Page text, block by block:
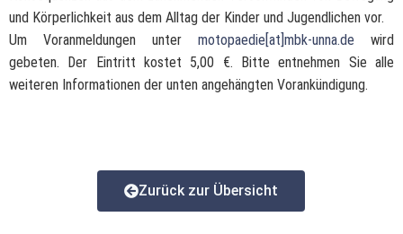
und Körperlichkeit aus dem Alltag der Kinder und Jugendlichen vor.
Um Voranmeldungen unter motopaedie[at]mbk-unna.de wird
gebeten. Der Eintritt kostet 5,00 €. Bitte entnehmen Sie alle
weiteren Informationen der unten angehängten Vorankündigung.
Zurück zur Übersicht